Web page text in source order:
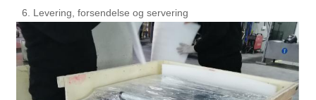
6. Levering, forsendelse og servering